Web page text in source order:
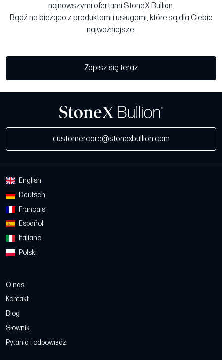
najnowszymi ofertami StoneX Bullion.
Bądź na bieżąco z produktami i usługami, które są dla Ciebie
najważniejsze.
Zapisz się teraz
customercare@stonexbullion.com
English
Deutsch
Français
Español
Italiano
Polski
O nas
Kontakt
Blog
Słownik
Pytania i odpowiedzi